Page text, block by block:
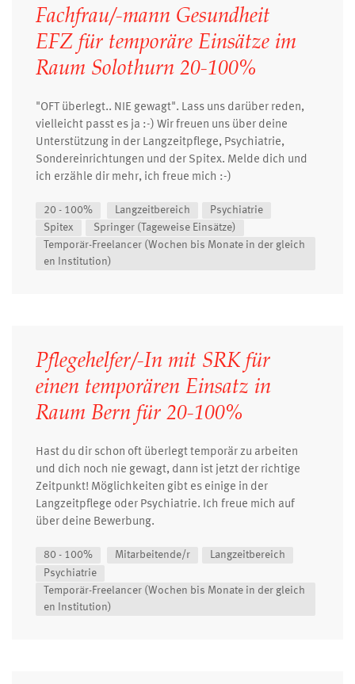
Fachfrau/-mann Gesundheit
EFZ für temporäre Einsätze im
Raum Solothurn 20-100%
"OFT überlegt.. NIE gewagt". Lass uns darüber reden,
vielleicht passt es ja :-) Wir freuen uns über deine
Unterstützung in der Langzeitpflege, Psychiatrie,
Sondereinrichtungen und der Spitex. Melde dich und
ich erzähle dir mehr, ich freue mich :-)
20 - 100% Langzeitbereich
Psychiatrie
Spitex
Springer (Tageweise Einsätze)
Temporär-Freelancer (Wochen bis Monate in der gleich
en Institution)
Pflegehelfer/-In mit SRK für
einen temporären Einsatz in
Raum Bern für 20-100%
Hast du dir schon oft überlegt temporär zu arbeiten
und dich noch nie gewagt, dann ist jetzt der richtige
Zeitpunkt! Möglichkeiten gibt es einige in der
Langzeitpflege oder Psychiatrie. Ich freue mich auf
über deine Bewerbung.
80 - 100% Mitarbeitende/r
Langzeitbereich
Psychiatrie
Temporär-Freelancer (Wochen bis Monate in der gleich
en Institution)